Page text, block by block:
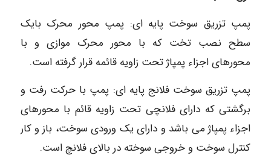
پمپ تزریق سوخت پایه ای: پمپ محور محرک بایک
سطح نصب تخت که با محور محرک موازی و با
محورهای اجزاء پمپاژ تحت زاویه قائمه قرار گرفته است.
پمپ تزریق سوخت فلانج پایه ای: پمپ با حرکت رفت و
برگشتی که دارای فلانچی تحت زاویه قائم با محورهای
اجزاء پمپاژ می باشد و دارای یک ورودی سوخت، باز و کار
کنترل سوخت و خروجی سوخته در بالای فلانچ است.